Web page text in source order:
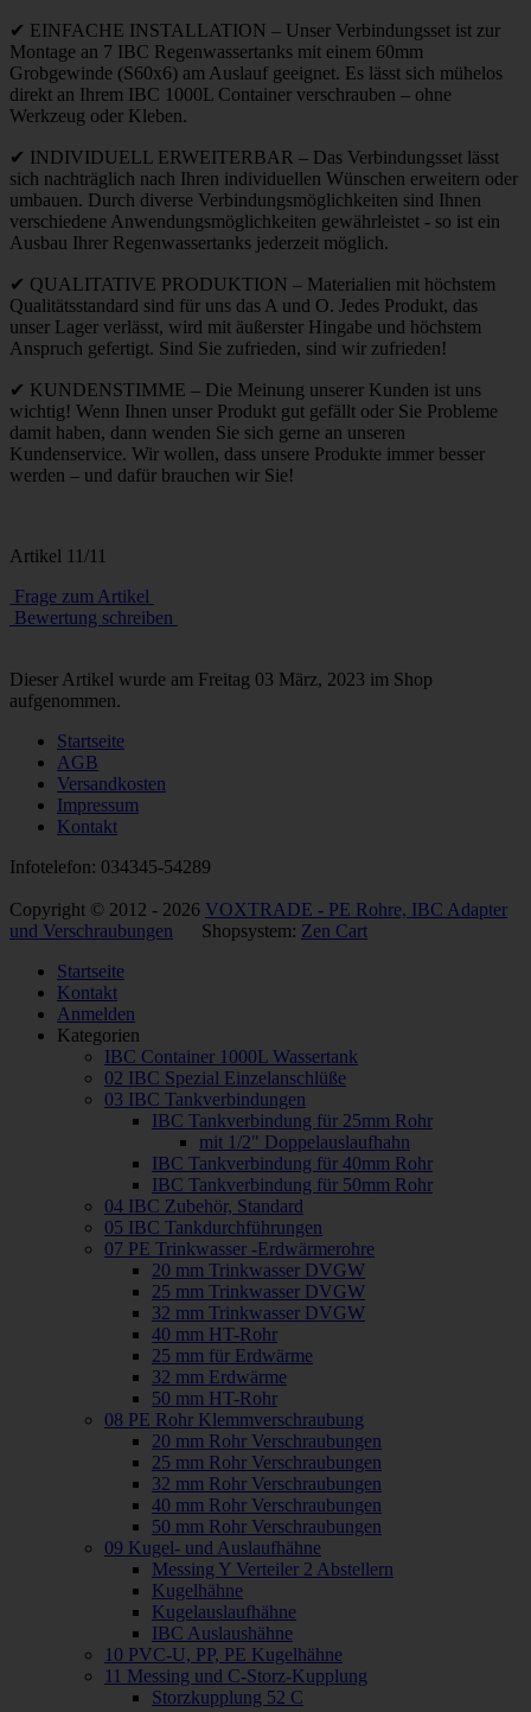
✔ EINFACHE INSTALLATION – Unser Verbindungsset ist zur
Montage an 7 IBC Regenwassertanks mit einem 60mm
Grobgewinde (S60x6) am Auslauf geeignet. Es lässt sich mühelos
direkt an Ihrem IBC 1000L Container verschrauben – ohne
Werkzeug oder Kleben.
✔ INDIVIDUELL ERWEITERBAR – Das Verbindungsset lässt
sich nachträglich nach Ihren individuellen Wünschen erweitern oder
umbauen. Durch diverse Verbindungsmöglichkeiten sind Ihnen
verschiedene Anwendungsmöglichkeiten gewährleistet - so ist ein
Ausbau Ihrer Regenwassertanks jederzeit möglich.
✔ QUALITATIVE PRODUKTION – Materialien mit höchstem
Qualitätsstandard sind für uns das A und O. Jedes Produkt, das
unser Lager verlässt, wird mit äußerster Hingabe und höchstem
Anspruch gefertigt. Sind Sie zufrieden, sind wir zufrieden!
✔ KUNDENSTIMME – Die Meinung unserer Kunden ist uns
wichtig! Wenn Ihnen unser Produkt gut gefällt oder Sie Probleme
damit haben, dann wenden Sie sich gerne an unseren
Kundenservice. Wir wollen, dass unsere Produkte immer besser
werden – und dafür brauchen wir Sie!
Artikel 11/11
Frage zum Artikel
Bewertung schreiben
Dieser Artikel wurde am Freitag 03 März, 2023 im Shop
aufgenommen.
Startseite
AGB
Versandkosten
Impressum
Kontakt
Infotelefon: 034345-54289
Copyright © 2012 - 2026 VOXTRADE - PE Rohre, IBC Adapter
und Verschraubungen Shopsystem: Zen Cart
Startseite
Kontakt
Anmelden
Kategorien
IBC Container 1000L Wassertank
02 IBC Spezial Einzelanschlüße
03 IBC Tankverbindungen
IBC Tankverbindung für 25mm Rohr
mit 1/2" Doppelauslaufhahn
IBC Tankverbindung für 40mm Rohr
IBC Tankverbindung für 50mm Rohr
04 IBC Zubehör, Standard
05 IBC Tankdurchführungen
07 PE Trinkwasser -Erdwärmerohre
20 mm Trinkwasser DVGW
25 mm Trinkwasser DVGW
32 mm Trinkwasser DVGW
40 mm HT-Rohr
25 mm für Erdwärme
32 mm Erdwärme
50 mm HT-Rohr
08 PE Rohr Klemmverschraubung
20 mm Rohr Verschraubungen
25 mm Rohr Verschraubungen
32 mm Rohr Verschraubungen
40 mm Rohr Verschraubungen
50 mm Rohr Verschraubungen
09 Kugel- und Auslaufhähne
Messing Y Verteiler 2 Abstellern
Kugelhähne
Kugelauslaufhähne
IBC Auslaushähne
10 PVC-U, PP, PE Kugelhähne
11 Messing und C-Storz-Kupplung
Storzkupplung 52 C